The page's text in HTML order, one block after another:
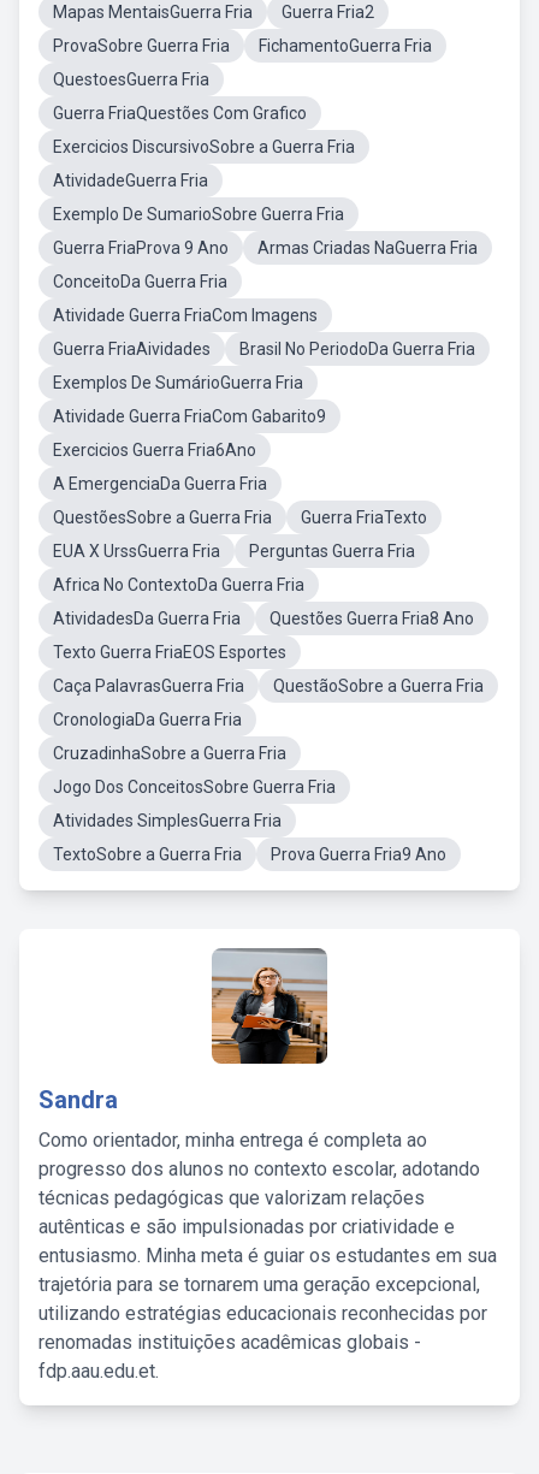
Mapas MentaisGuerra Fria
Guerra Fria2
ProvaSobre Guerra Fria
FichamentoGuerra Fria
QuestoesGuerra Fria
Guerra FriaQuestões Com Grafico
Exercicios DiscursivoSobre a Guerra Fria
AtividadeGuerra Fria
Exemplo De SumarioSobre Guerra Fria
Guerra FriaProva 9 Ano
Armas Criadas NaGuerra Fria
ConceitoDa Guerra Fria
Atividade Guerra FriaCom Imagens
Guerra FriaAividades
Brasil No PeriodoDa Guerra Fria
Exemplos De SumárioGuerra Fria
Atividade Guerra FriaCom Gabarito9
Exercicios Guerra Fria6Ano
A EmergenciaDa Guerra Fria
QuestõesSobre a Guerra Fria
Guerra FriaTexto
EUA X UrssGuerra Fria
Perguntas Guerra Fria
Africa No ContextoDa Guerra Fria
AtividadesDa Guerra Fria
Questões Guerra Fria8 Ano
Texto Guerra FriaEOS Esportes
Caça PalavrasGuerra Fria
QuestãoSobre a Guerra Fria
CronologiaDa Guerra Fria
CruzadinhaSobre a Guerra Fria
Jogo Dos ConceitosSobre Guerra Fria
Atividades SimplesGuerra Fria
TextoSobre a Guerra Fria
Prova Guerra Fria9 Ano
Sandra
Como orientador, minha entrega é completa ao
progresso dos alunos no contexto escolar, adotando
técnicas pedagógicas que valorizam relações
autênticas e são impulsionadas por criatividade e
entusiasmo. Minha meta é guiar os estudantes em sua
trajetória para se tornarem uma geração excepcional,
utilizando estratégias educacionais reconhecidas por
renomadas instituições acadêmicas globais -
fdp.aau.edu.et.